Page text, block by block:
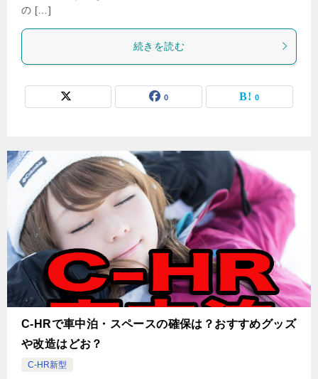
の […]
続きを読む
0 0
C-HRで車中泊・スペースの確保は？おすすめグッズ
や改造はどお？
C-HR新型